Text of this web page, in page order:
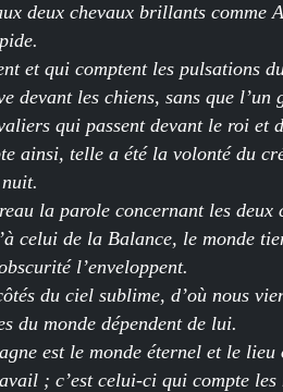
deux chevaux brillants
et qui comptent les pulsations
devant les chiens, sans que l’un
qui passent devant le roi et
ainsi, telle a été la volonté du
la parole concernant les deux
celui de la Balance, le monde
l’enveloppent.
du ciel sublime, d’où nous
du monde dépendent de lui.
est le monde éternel et le
; c’est celui-ci qui compte